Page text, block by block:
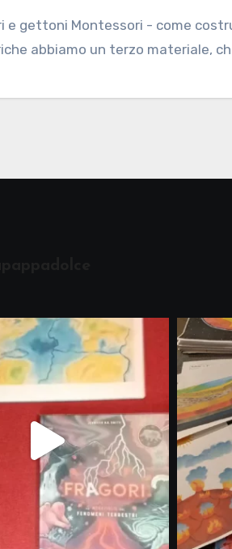
e gettoni Montessori - come
abbiamo un terzo materiale,